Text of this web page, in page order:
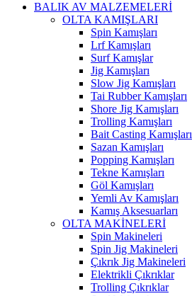
BALIK AV MALZEMELERİ
OLTA KAMIŞLARI
Spin Kamışları
Lrf Kamışları
Surf Kamışlar
Jig Kamışları
Slow Jig Kamışları
Tai Rubber Kamışları
Shore Jig Kamışları
Trolling Kamışları
Bait Casting Kamışları
Sazan Kamışları
Popping Kamışları
Tekne Kamışları
Göl Kamışları
Yemli Av Kamışları
Kamış Aksesuarları
OLTA MAKİNELERİ
Spin Makineleri
Spin Jig Makineleri
Çıkrık Jig Makineleri
Elektrikli Çıkrıklar
Trolling Çıkrıklar